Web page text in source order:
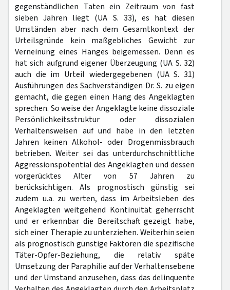
gegenständlichen Taten ein Zeitraum von fast
sieben Jahren liegt (UA S. 33), es hat diesen
Umständen aber nach dem Gesamtkontext der
Urteilsgründe kein maßgebliches Gewicht zur
Verneinung eines Hanges beigemessen. Denn es
hat sich aufgrund eigener Überzeugung (UA S. 32)
auch die im Urteil wiedergegebenen (UA S. 31)
Ausführungen des Sachverständigen Dr. S. zu eigen
gemacht, die gegen einen Hang des Angeklagten
sprechen. So weise der Angeklagte keine dissoziale
Persönlichkeitsstruktur oder dissozialen
Verhaltensweisen auf und habe in den letzten
Jahren keinen Alkohol- oder Drogenmissbrauch
betrieben. Weiter sei das unterdurchschnittliche
Aggressionspotential des Angeklagten und dessen
vorgerücktes Alter von 57 Jahren zu
berücksichtigen. Als prognostisch günstig sei
zudem u.a. zu werten, dass im Arbeitsleben des
Angeklagten weitgehend Kontinuität geherrscht
und er erkennbar die Bereitschaft gezeigt habe,
sich einer Therapie zu unterziehen. Weiterhin seien
als prognostisch günstige Faktoren die spezifische
Täter-Opfer-Beziehung, die relativ späte
Umsetzung der Paraphilie auf der Verhaltensebene
und der Umstand anzusehen, dass das delinquente